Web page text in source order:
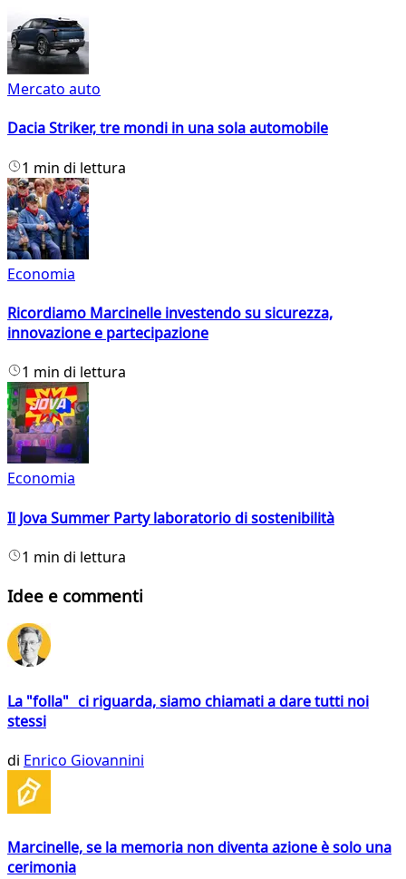
Mercato auto
Dacia Striker, tre mondi in una sola automobile
1 min di lettura
Economia
Ricordiamo Marcinelle investendo su sicurezza,
innovazione e partecipazione
1 min di lettura
Economia
Il Jova Summer Party laboratorio di sostenibilità
1 min di lettura
Idee e commenti
La "folla" ci riguarda, siamo chiamati a dare tutti noi
stessi
di Enrico Giovannini
Marcinelle, se la memoria non diventa azione è solo una
cerimonia